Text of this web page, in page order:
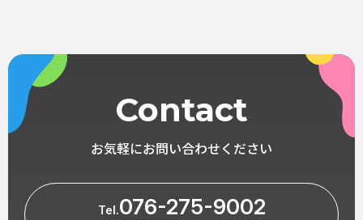
Contact
お気軽にお問い合わせください
Tel.076-275-9002